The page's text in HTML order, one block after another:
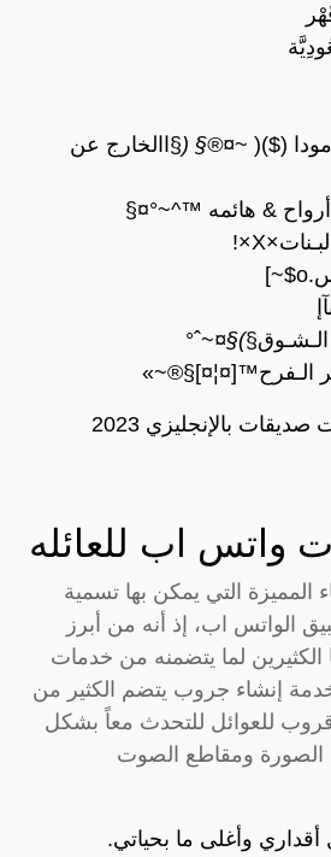
($)( ~
¤®§ (§االخارج عن
& هائمه ™^~°¤§
)§¤
~ˆ°
الـفرح™[¤¦¤]§®~»
بالإنجليزي 2023
واتس اب للعائله
المميزة التي يمكن بها تسمية
الواتس اب، إذ أنه من أبرز
الكثيرين لما يتضمنه من خدمات
إنشاء جروب يتضم الكثير من
قروب للعوائل للتحدث معاً بشكل
الصورة ومقاطع الصوت
وأغلى ما بحياتي.